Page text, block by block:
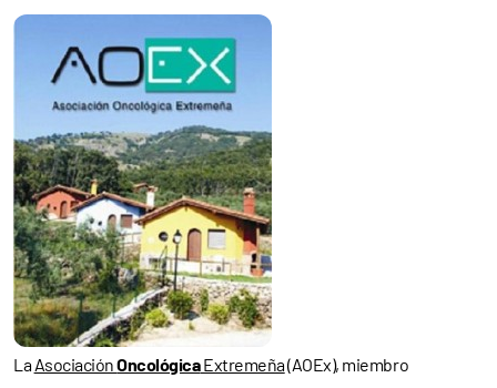
LaAsociaciónOncológicaExtremeña(AOEx), miembro